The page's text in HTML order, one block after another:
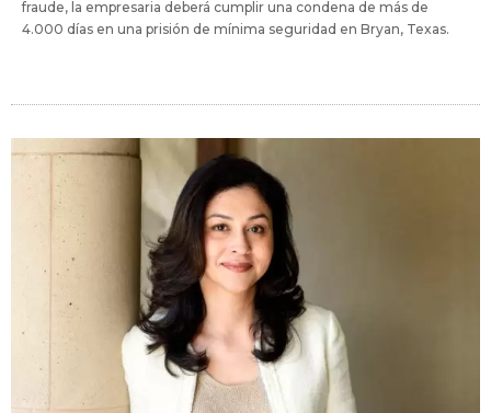
fraude, la empresaria deberá cumplir una condena de más de
4.000 días en una prisión de mínima seguridad en Bryan, Texas.